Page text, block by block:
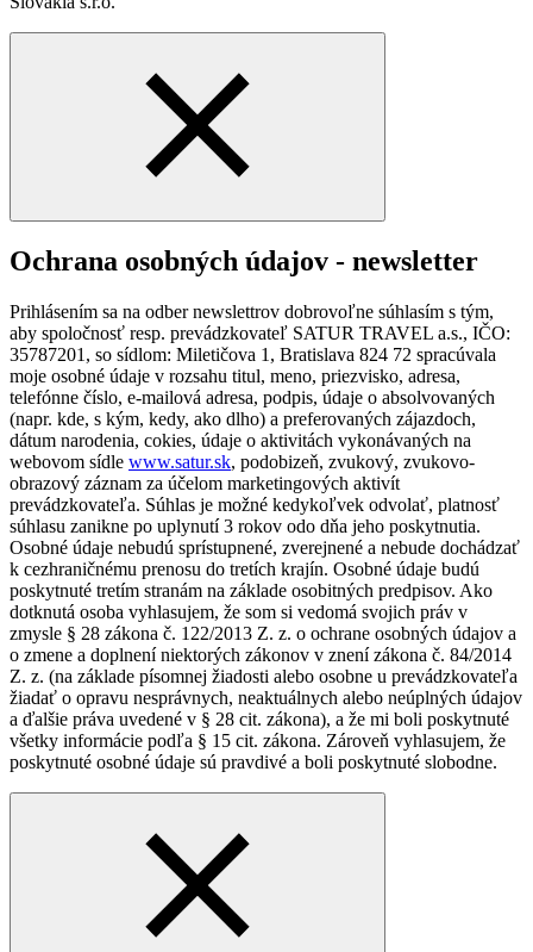
Ochrana osobných údajov - newsletter
Prihlásením sa na odber newslettrov dobrovoľne súhlasím s tým,
aby spoločnosť resp. prevádzkovateľ SATUR TRAVEL a.s., IČO:
35787201, so sídlom: Miletičova 1, Bratislava 824 72 spracúvala
moje osobné údaje v rozsahu titul, meno, priezvisko, adresa,
telefónne číslo, e-mailová adresa, podpis, údaje o absolvovaných
(napr. kde, s kým, kedy, ako dlho) a preferovaných zájazdoch,
dátum narodenia, cokies, údaje o aktivitách vykonávaných na
webovom sídle www.satur.sk, podobizeň, zvukový, zvukovo-
obrazový záznam za účelom marketingových aktivít
prevádzkovateľa. Súhlas je možné kedykoľvek odvolať, platnosť
súhlasu zanikne po uplynutí 3 rokov odo dňa jeho poskytnutia.
Osobné údaje nebudú sprístupnené, zverejnené a nebude dochádzať
k cezhraničnému prenosu do tretích krajín. Osobné údaje budú
poskytnuté tretím stranám na základe osobitných predpisov. Ako
dotknutá osoba vyhlasujem, že som si vedomá svojich práv v
zmysle § 28 zákona č. 122/2013 Z. z. o ochrane osobných údajov a
o zmene a doplnení niektorých zákonov v znení zákona č. 84/2014
Z. z. (na základe písomnej žiadosti alebo osobne u prevádzkovateľa
žiadať o opravu nesprávnych, neaktuálnych alebo neúplných údajov
a ďalšie práva uvedené v § 28 cit. zákona), a že mi boli poskytnuté
všetky informácie podľa § 15 cit. zákona. Zároveň vyhlasujem, že
poskytnuté osobné údaje sú pravdivé a boli poskytnuté slobodne.